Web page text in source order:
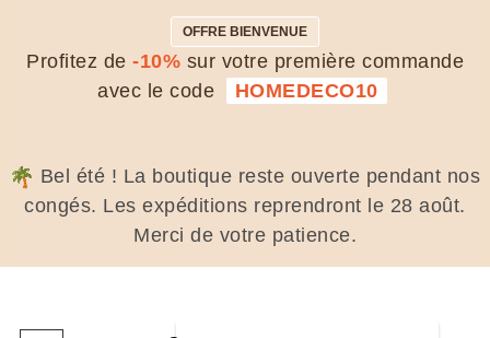
OFFRE BIENVENUE
Profitez de -10% sur votre première commande
avec le code
HOMEDECO10
Bel été ! La boutique reste ouverte pendant nos
congés. Les expéditions reprendront le 28 août.
Merci de votre patience.